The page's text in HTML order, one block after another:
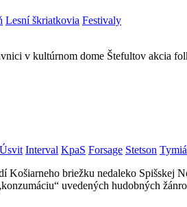
Lesní škriatkovia Festivaly
v kultúrnom dome Štefultov akcia
Úsvit Interval KpaS Forsage Stetson
briežku nedaleko
uvedených hudobných